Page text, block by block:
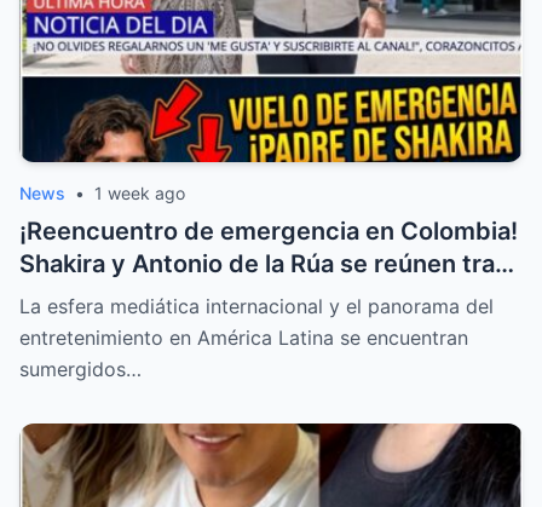
News • 1 week ago
¡Reencuentro de emergencia en Colombia!
Shakira y Antonio de la Rúa se reúnen tras
la delicada salud de William Mebarak
La esfera mediática internacional y el panorama del
entretenimiento en América Latina se encuentran
sumergidos…